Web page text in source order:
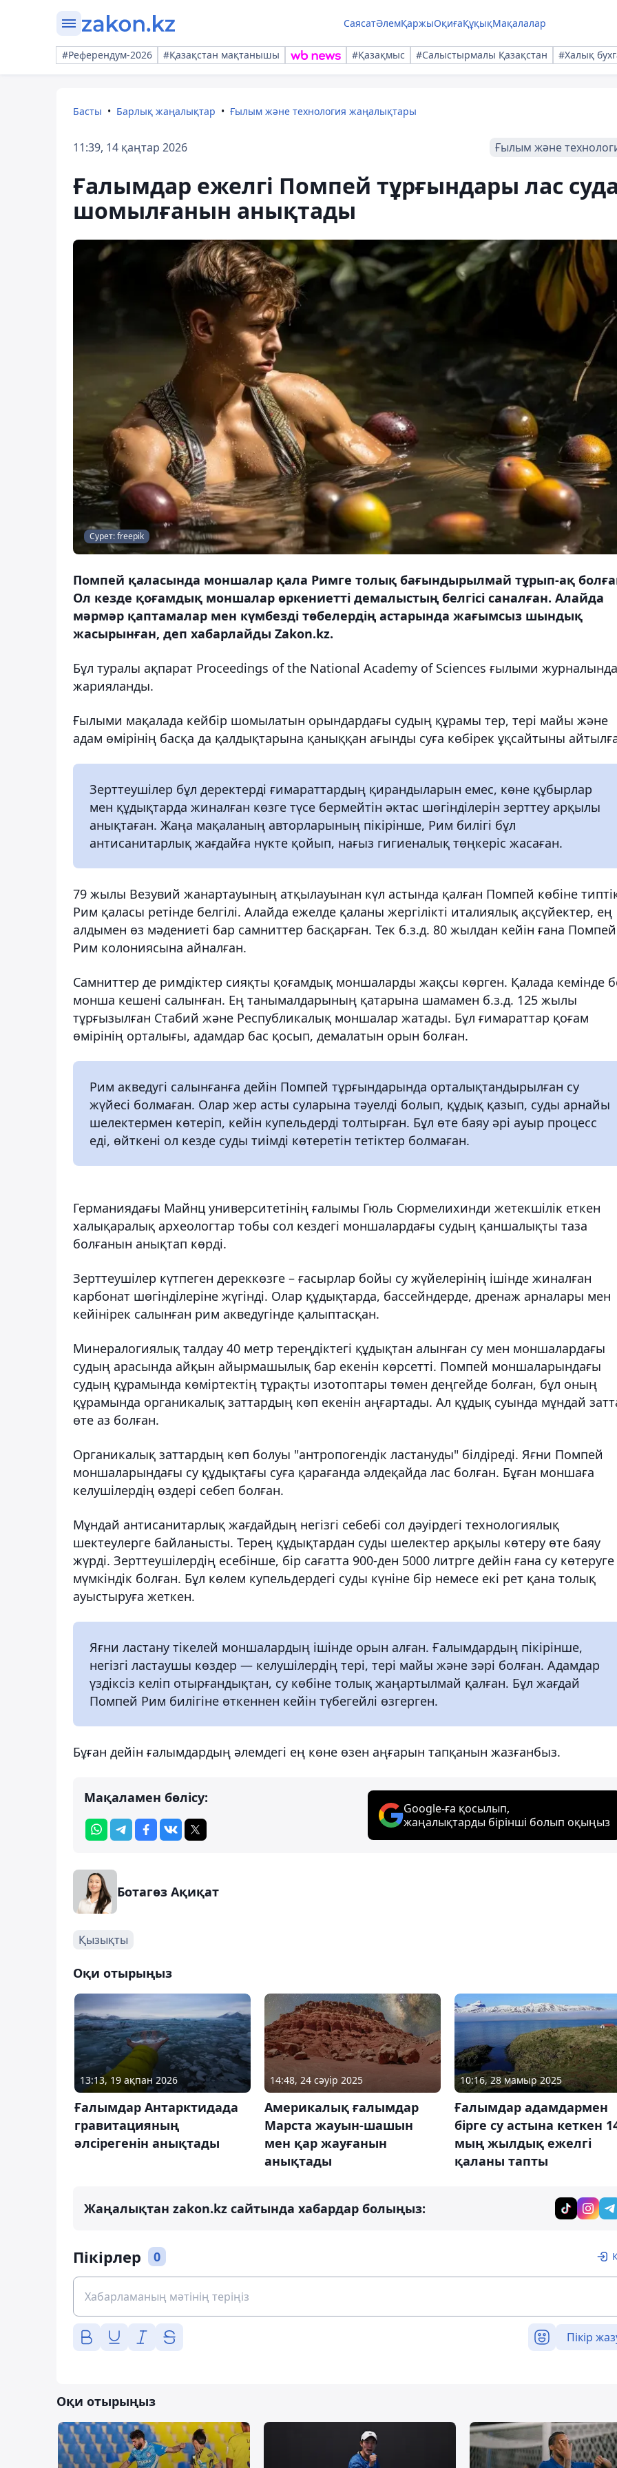
СаясатӘлемҚаржыОқиғаҚұқықМақалалар
#Референдум-2026 #Қазақстан мақтанышы #Қазақмыс #Салыстырмалы Қазақстан #Халық
Басты Барлық жаңалықтар Ғылым және технология жаңалықтары
11:39, 14 қаңтар 2026 Ғылым және
Ғалымдар ежелгі Помпей тұрғындары лас
шомылғанын анықтады
Сурет: freepik
Помпей қаласында моншалар қала Римге толық бағындырылмай тұрып-ақ
Ол кезде қоғамдық моншалар өркениетті демалыстың белгісі саналған. Алайда
мәрмәр қаптамалар мен күмбезді төбелердің астарында жағымсыз шындық
жасырынған, деп хабарлайды Zakon.kz.
Бұл туралы ақпарат Proceedings of the National Academy of Sciences ғылыми журналында
жарияланды.
Ғылыми мақалада кейбір шомылатын орындардағы судың құрамы тер, тері майы және
адам өмірінің басқа да қалдықтарына қаныққан ағынды суға көбірек ұқсайтыны
Зерттеушілер бұл деректерді ғимараттардың қирандыларын емес, көне құбырлар
мен құдықтарда жиналған көзге түсе бермейтін әктас шөгінділерін зерттеу арқылы
анықтаған. Жаңа мақаланың авторларының пікірінше, Рим билігі бұл
антисанитарлық жағдайға нүкте қойып, нағыз гигиеналық төңкеріс жасаған.
79 жылы Везувий жанартауының атқылауынан күл астында қалған Помпей көбіне
Рим қаласы ретінде белгілі. Алайда ежелде қаланы жергілікті италиялық ақсүйектер, ең
алдымен өз мәдениеті бар самниттер басқарған. Тек б.з.д. 80 жылдан кейін ғана Помпей
Рим колониясына айналған.
Самниттер де римдіктер сияқты қоғамдық моншаларды жақсы көрген. Қалада кемінде
монша кешені салынған. Ең танымалдарының қатарына шамамен б.з.д. 125 жылы
тұрғызылған Стабий және Республикалық моншалар жатады. Бұл ғимараттар қоғам
өмірінің орталығы, адамдар бас қосып, демалатын орын болған.
Рим акведугі салынғанға дейін Помпей тұрғындарында орталықтандырылған су
жүйесі болмаған. Олар жер асты суларына тәуелді болып, құдық қазып, суды арнайы
шелектермен көтеріп, кейін купельдерді толтырған. Бұл өте баяу әрі ауыр процесс
еді, өйткені ол кезде суды тиімді көтеретін тетіктер болмаған.
Германиядағы Майнц университетінің ғалымы Гюль Сюрмелихинди жетекшілік еткен
халықаралық археологтар тобы сол кездегі моншалардағы судың қаншалықты таза
болғанын анықтап көрді.
Зерттеушілер күтпеген дереккөзге – ғасырлар бойы су жүйелерінің ішінде жиналған
карбонат шөгінділеріне жүгінді. Олар құдықтарда, бассейндерде, дренаж арналары мен
кейінірек салынған рим акведугінде қалыптасқан.
Минералогиялық талдау 40 метр тереңдіктегі құдықтан алынған су мен моншалардағы
судың арасында айқын айырмашылық бар екенін көрсетті. Помпей моншаларындағы
судың құрамында көміртектің тұрақты изотоптары төмен деңгейде болған, бұл оның
құрамында органикалық заттардың көп екенін аңғартады. Ал құдық суында мұндай
өте аз болған.
Органикалық заттардың көп болуы "антропогендік ластануды" білдіреді. Яғни Помпей
моншаларындағы су құдықтағы суға қарағанда әлдеқайда лас болған. Бұған моншаға
келушілердің өздері себеп болған.
Мұндай антисанитарлық жағдайдың негізгі себебі сол дәуірдегі технологиялық
шектеулерге байланысты. Терең құдықтардан суды шелектер арқылы көтеру өте баяу
жүрді. Зерттеушілердің есебінше, бір сағатта 900-ден 5000 литрге дейін ғана су көтеруге
мүмкіндік болған. Бұл көлем купельдердегі суды күніне бір немесе екі рет қана толық
ауыстыруға жеткен.
Яғни ластану тікелей моншалардың ішінде орын алған. Ғалымдардың пікірінше,
негізгі ластаушы көздер — келушілердің тері, тері майы және зәрі болған. Адамдар
үздіксіз келіп отырғандықтан, су көбіне толық жаңартылмай қалған. Бұл жағдай
Помпей Рим билігіне өткеннен кейін түбегейлі өзгерген.
Бұған дейін ғалымдардың әлемдегі ең көне өзен аңғарын тапқанын жазғанбыз.
Мақаламен бөлісу:
Google-ға қосылып,
жаңалықтарды бірінші болып оқыңыз
Ботагөз Ақиқат
Қызықты
Оқи отырыңыз
13:13, 19 ақпан 2026
Ғалымдар Антарктидада
гравитацияның
әлсірегенін анықтады
14:48, 24 сәуір 2025
Америкалық ғалымдар
Марста жауын-шашын
мен қар жауғанын
анықтады
10:16, 28 мамыр 2025
Ғалымдар адамдармен
бірге су астына кеткен
мың жылдық ежелгі
қаланы тапты
Жаңалықтан zakon.kz сайтында хабардар болыңыз:
Пікірлер 0
Пікір
Оқи отырыңыз